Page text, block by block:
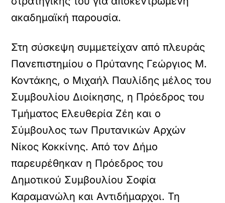
ακαδημαϊκή παρουσία.
Στη σύσκεψη συμμετείχαν από πλευράς
Πανεπιστημίου ο Πρύτανης Γεώργιος Μ.
Κοντάκης, ο Μιχαήλ Παυλίδης μέλος του
Συμβουλίου Διοίκησης, η Πρόεδρος του
Τμήματος Ελευθερία Ζέη και ο
Σύμβουλος των Πρυτανικών Αρχών
Νίκος Κοκκίνης. Από τον Δήμο
παρευρέθηκαν η Πρόεδρος του
Δημοτικού Συμβουλίου Σοφία
Καραμανώλη και Αντιδήμαρχοι. Τη